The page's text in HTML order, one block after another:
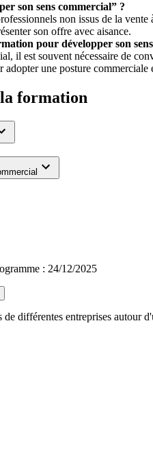
son sens commercial” ?
non issus de la
son offre avec aisance.
pour développer son
il est souvent nécessaire de
adopter une posture
formation
: 24/12/2025
différentes entreprises autour